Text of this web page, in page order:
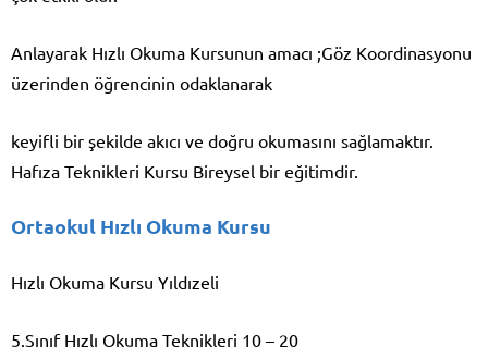
Anlayarak Hızlı Okuma Kursunun amacı ;Göz Koordinasyonu
üzerinden öğrencinin odaklanarak
keyifli bir şekilde akıcı ve doğru okumasını sağlamaktır.
Hafıza Teknikleri Kursu Bireysel bir eğitimdir.
Ortaokul Hızlı Okuma Kursu
Hızlı Okuma Kursu Yıldızeli
5.Sınıf Hızlı Okuma Teknikleri 10 – 20